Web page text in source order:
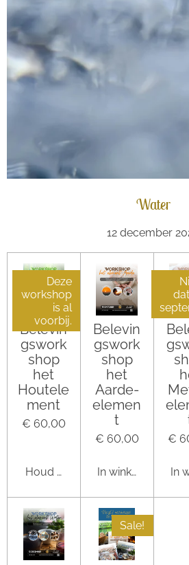
Water
12 december
Deze
workshop
is al
voorbij.
Belevin
gswork
shop
het
Houtele
ment
€ 60,00
Houd mij op de hoogte
Belevin
gswork
shop
het
Aarde-
elemen
t
€ 60,00
In winkelwagen
€
In
Sale!